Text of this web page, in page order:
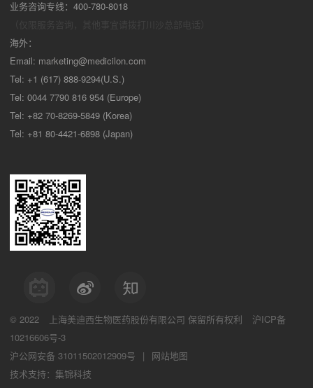
业务咨询专线：400-780-8018
海外：
Email: marketing@medicilon.com
Tel: +1 (617) 888-9294(U.S.)
Tel: 0044 7790 816 954 (Europe)
Tel: +82 70-8269-5849 (Korea)
Tel: +81 80-4421-6898 (Japan)
© 2022 上海美迪西生物医药股份有限公司 保留所有权利
沪ICP备
10216606号-3
沪公网安备 31011502012909号
|
网站地图
技术支持：集锦科技